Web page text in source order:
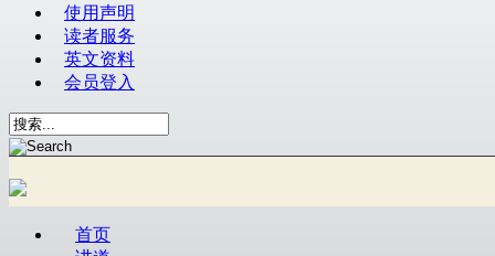
使用声明
读者服务
英文资料
会员登入
首页